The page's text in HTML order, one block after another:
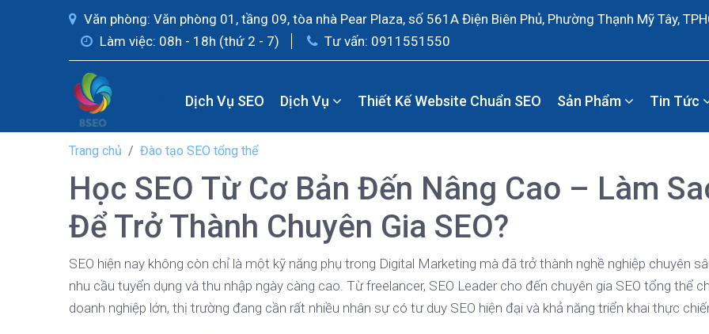
Văn phòng: Văn phòng 01, tầng 09, tòa nhà Pear Plaza, số 561A Điện Biên Phủ, Phường Thạnh Mỹ Tây,
Làm việc: 08h - 18h (thứ 2 - 7)
Tư vấn: 0911551550
Dịch Vụ SEO Dịch Vụ Thiết Kế Website Chuẩn SEO Sản Phẩm Tin Tức
Trang chủ Đào tạo SEO tổng thể
Học SEO Từ Cơ Bản Đến Nâng Cao – Làm
Để Trở Thành Chuyên Gia SEO?
SEO hiện nay không còn chỉ là một kỹ năng phụ trong Digital Marketing mà đã trở thành nghề nghiệp chuyên
nhu cầu tuyển dụng và thu nhập ngày càng cao. Từ freelancer, SEO Leader cho đến chuyên gia SEO tổng thể
doanh nghiệp lớn, thị trường đang cần rất nhiều nhân sự có tư duy SEO hiện đại và khả năng triển khai thực